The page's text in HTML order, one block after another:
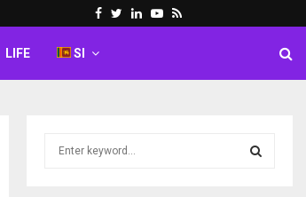
Facebook
Twitter
LinkedinYoutube
Rss
LIFE SI